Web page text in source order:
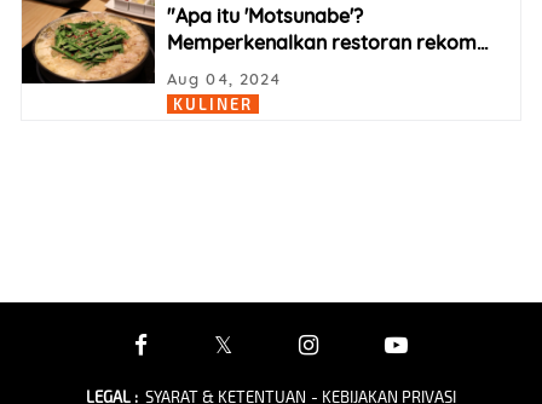
"Apa itu 'Motsunabe'?
Memperkenalkan restoran rekom…
KULINER
Aug 04, 2024
LEGAL: SYARAT & KETENTUAN - KEBIJAKAN PRIVASI